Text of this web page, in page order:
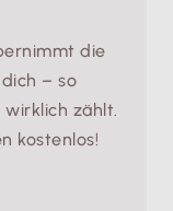
die
– so
zählt.
kostenlos!